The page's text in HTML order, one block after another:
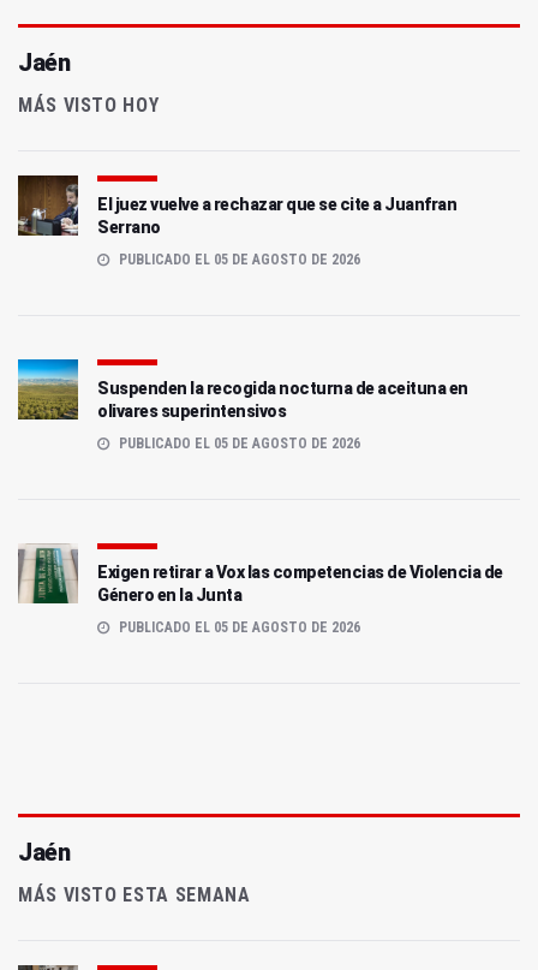
Jaén
MÁS VISTO HOY
El juez vuelve a rechazar que se cite a Juanfran
Serrano
PUBLICADO EL 05 DE AGOSTO DE 2026
Suspenden la recogida nocturna de aceituna en
olivares superintensivos
PUBLICADO EL 05 DE AGOSTO DE 2026
Exigen retirar a Vox las competencias de Violencia de
Género en la Junta
PUBLICADO EL 05 DE AGOSTO DE 2026
Jaén
MÁS VISTO ESTA SEMANA